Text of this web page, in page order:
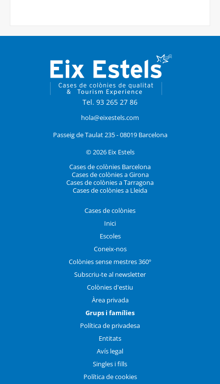
Tel. 93 265 27 86
hola@eixestels.com
Passeig de Taulat 235 - 08019 Barcelona
© 2026 Eix Estels
Cases de colònies Barcelona
Cases de colònies a Girona
Cases de colònies a Tarragona
Cases de colònies a Lleida
Cases de colònies
Inici
Escoles
Coneix-nos
Colònies sense mestres 360º
Subscriu-te al newsletter
Colònies d'estiu
Àrea privada
Grups i famílies
Política de privadesa
Entitats
Avís legal
Singles i fills
Política de cookies